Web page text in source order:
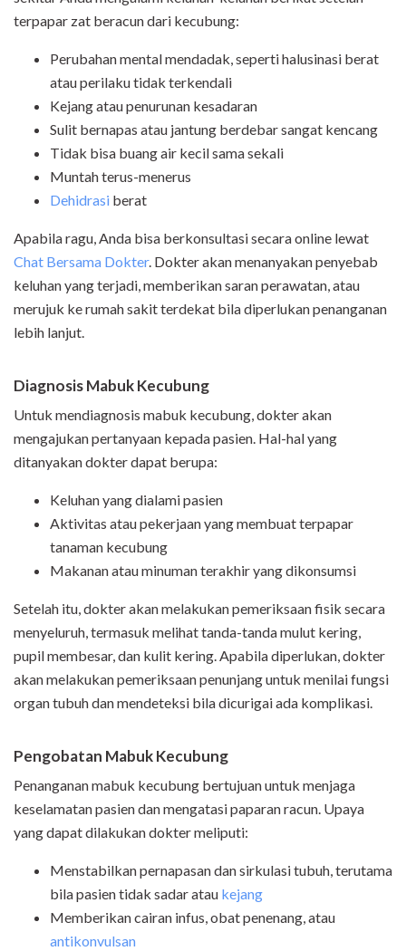
terpapar zat beracun dari kecubung:
Perubahan mental mendadak, seperti halusinasi berat
atau perilaku tidak terkendali
Kejang atau penurunan kesadaran
Sulit bernapas atau jantung berdebar sangat kencang
Tidak bisa buang air kecil sama sekali
Muntah terus-menerus
Dehidrasi berat
Apabila ragu, Anda bisa berkonsultasi secara online lewat
Chat Bersama Dokter. Dokter akan menanyakan penyebab
keluhan yang terjadi, memberikan saran perawatan, atau
merujuk ke rumah sakit terdekat bila diperlukan penanganan
lebih lanjut.
Diagnosis Mabuk Kecubung
Untuk mendiagnosis mabuk kecubung, dokter akan
mengajukan pertanyaan kepada pasien. Hal-hal yang
ditanyakan dokter dapat berupa:
Keluhan yang dialami pasien
Aktivitas atau pekerjaan yang membuat terpapar
tanaman kecubung
Makanan atau minuman terakhir yang dikonsumsi
Setelah itu, dokter akan melakukan pemeriksaan fisik secara
menyeluruh, termasuk melihat tanda-tanda mulut kering,
pupil membesar, dan kulit kering. Apabila diperlukan, dokter
akan melakukan pemeriksaan penunjang untuk menilai fungsi
organ tubuh dan mendeteksi bila dicurigai ada komplikasi.
Pengobatan Mabuk Kecubung
Penanganan mabuk kecubung bertujuan untuk menjaga
keselamatan pasien dan mengatasi paparan racun. Upaya
yang dapat dilakukan dokter meliputi:
Menstabilkan pernapasan dan sirkulasi tubuh, terutama
bila pasien tidak sadar atau kejang
Memberikan cairan infus, obat penenang, atau
antikonvulsan